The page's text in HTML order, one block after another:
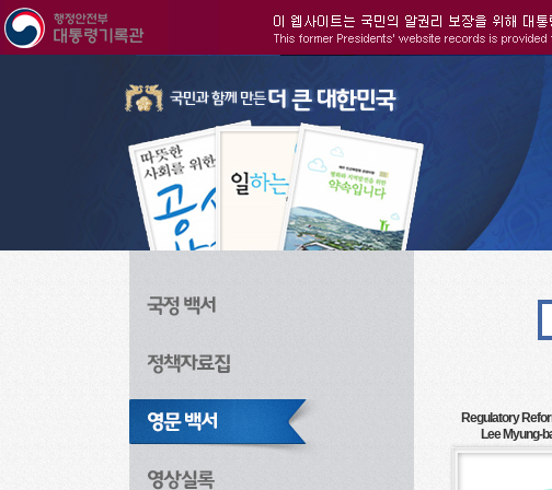
Regulatory
Lee Myung-